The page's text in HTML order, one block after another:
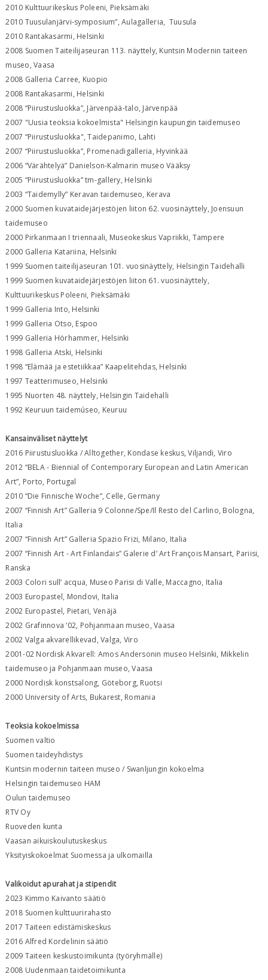
2010 Kulttuurikeskus Poleeni, Pieksämäki
2010 Tuusulanjärvi-symposium”, Aulagalleria, Tuusula
2010 Rantakasarmi, Helsinki
2008 Suomen Taiteilijaseuran 113. näyttely, Kuntsin Modernin taiteen
museo, Vaasa
2008 Galleria Carree, Kuopio
2008 Rantakasarmi, Helsinki
2008 “Piirustusluokka”, Järvenpää-talo, Järvenpää
2007 "Uusia teoksia kokoelmista" Helsingin kaupungin taidemuseo
2007 “Piirustusluokka", Taidepanimo, Lahti
2007 “Piirustusluokka”, Promenadigalleria, Hyvinkää
2006 “Värähtelyä” Danielson-Kalmarin museo Vääksy
2005 “Piirustusluokka” tm-gallery, Helsinki
2003 “Taidemylly” Keravan taidemuseo, Kerava
2000 Suomen kuvataidejärjestöjen liiton 62. vuosinäyttely, Joensuun
taidemuseo
2000 Pirkanmaan I triennaali, Museokeskus Vapriikki, Tampere
2000 Galleria Katariina, Helsinki
1999 Suomen taiteilijaseuran 101. vuosinäyttely, Helsingin Taidehalli
1999 Suomen kuvataidejärjestöjen liiton 61. vuosinäyttely,
Kulttuurikeskus Poleeni, Pieksämäki
1999 Galleria Into, Helsinki
1999 Galleria Otso, Espoo
1999 Galleria Hörhammer, Helsinki
1998 Galleria Atski, Helsinki
1998 “Elämää ja estetiikkaa” Kaapelitehdas, Helsinki
1997 Teatterimuseo, Helsinki
1995 Nuorten 48. näyttely, Helsingin Taidehalli
1992 Keuruun taidemúseo, Keuruu
Kansainväliset näyttelyt
2016 Piirustusluokka / Alltogether, Kondase keskus, Viljandi, Viro
2012 “BELA - Biennial of Contemporary European and Latin American
Art”, Porto, Portugal
2010 “Die Finnische Woche”, Celle, Germany
2007 “Finnish Art” Galleria 9 Colonne/Spe/Il Resto del Carlino, Bologna,
Italia
2007 “Finnish Art” Galleria Spazio Frizi, Milano, Italia
2007 “Finnish Art - Art Finlandais” Galerie d’ Art François Mansart, Pariisi,
Ranska
2003 Colori sull’ acqua, Museo Parisi di Valle, Maccagno, Italia
2003 Europastel, Mondovi, Italia
2002 Europastel, Pietari, Venäjä
2002 Grafinnova ‘02, Pohjanmaan museo, Vaasa
2002 Valga akvarellikevad, Valga, Viro
2001-02 Nordisk Akvarell: Amos Andersonin museo Helsinki, Mikkelin
taidemuseo ja Pohjanmaan museo, Vaasa
2000 Nordisk konstsalong, Göteborg, Ruotsi
2000 University of Arts, Bukarest, Romania
Teoksia kokoelmissa
Suomen valtio
Suomen taideyhdistys
Kuntsin modernin taiteen museo / Swanljungin kokoelma
Helsingin taidemuseo HAM
Oulun taidemuseo
RTV Oy
Ruoveden kunta
Vaasan aikuiskoulutuskeskus
Yksityiskokoelmat Suomessa ja ulkomailla
Valikoidut apurahat ja stipendit
2023 Kimmo Kaivanto säätiö
2018 Suomen kulttuurirahasto
2017 Taiteen edistämiskeskus
2016 Alfred Kordelinin säätiö
2009 Taiteen keskustoimikunta (työryhmälle)
2008 Uudenmaan taidetoimikunta